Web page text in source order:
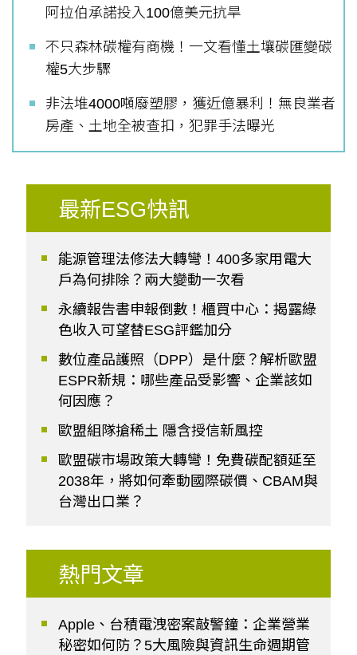
阿拉伯承諾投入100億美元抗旱
不只森林碳權有商機！一文看懂土壤碳匯變碳
權5大步驟
非法堆4000噸廢塑膠，獲近億暴利！無良業者
房產、土地全被查扣，犯罪手法曝光
最新ESG快訊
能源管理法修法大轉彎！400多家用電大
戶為何排除？兩大變動一次看
永續報告書申報倒數！櫃買中心：揭露綠
色收入可望替ESG評鑑加分
數位產品護照（DPP）是什麼？解析歐盟
ESPR新規：哪些產品受影響、企業該如
何因應？
歐盟組隊搶稀土 隱含授信新風控
歐盟碳市場政策大轉彎！免費碳配額延至
2038年，將如何牽動國際碳價、CBAM與
台灣出口業？
熱門文章
Apple、台積電洩密案敲警鐘：企業營業
秘密如何防？5大風險與資訊生命週期管